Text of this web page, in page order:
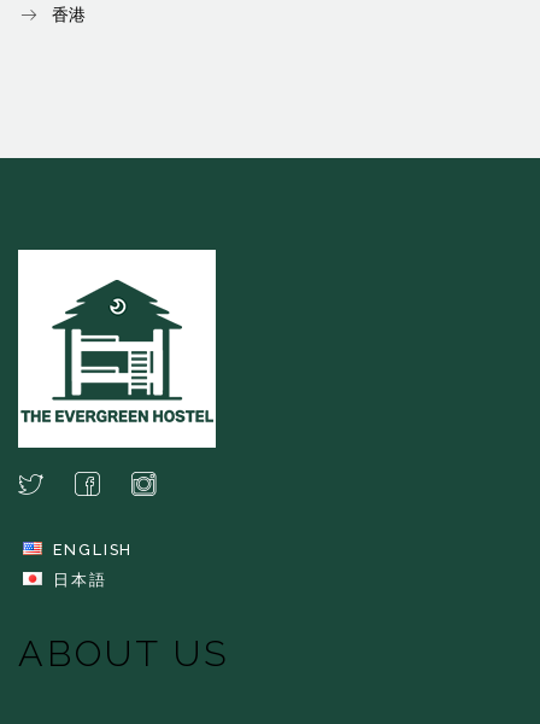
香港
ENGLISH
日本語
ABOUT US